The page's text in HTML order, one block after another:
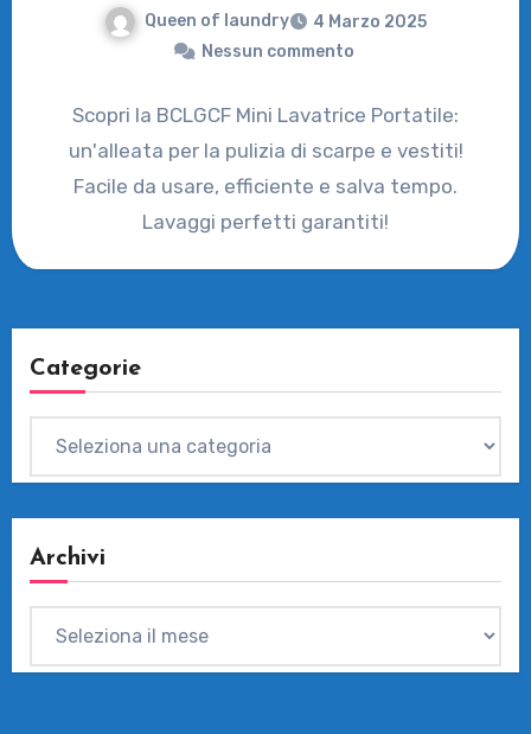
Queen of laundry
4 Marzo 2025
Nessun commento
Scopri la BCLGCF Mini Lavatrice Portatile:
un'alleata per la pulizia di scarpe e vestiti!
Facile da usare, efficiente e salva tempo.
Lavaggi perfetti garantiti!
Categorie
Archivi